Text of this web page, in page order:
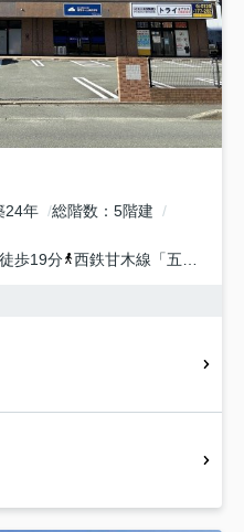
24年 総階数
5階建
歩19分 西鉄甘木線 「五郎丸